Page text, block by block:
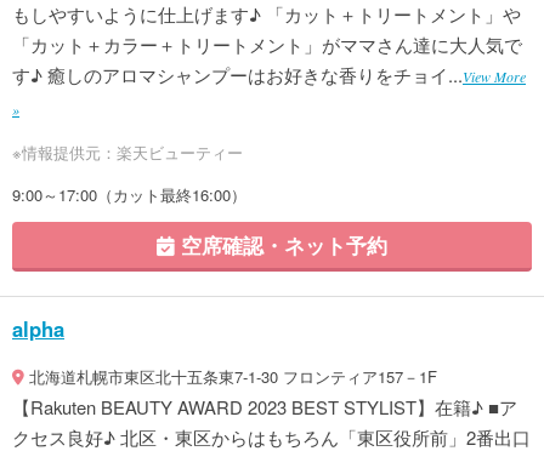
もしやすいように仕上げます♪ 「カット＋トリートメント」や
「カット＋カラー＋トリートメント」がママさん達に大人気で
す♪ 癒しのアロマシャンプーはお好きな香りをチョイ...View More
»
※情報提供元：楽天ビューティー
9:00～17:00（カット最終16:00）
空席確認・ネット予約
alpha
北海道札幌市東区北十五条東7-1-30 フロンティア157－1F
【Rakuten BEAUTY AWARD 2023 BEST STYLIST】在籍♪ ■ア
クセス良好♪ 北区・東区からはもちろん「東区役所前」2番出口